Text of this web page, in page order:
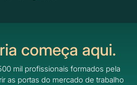
começa aqui.
mil profissionais formados pela
as portas do mercado de trabalho